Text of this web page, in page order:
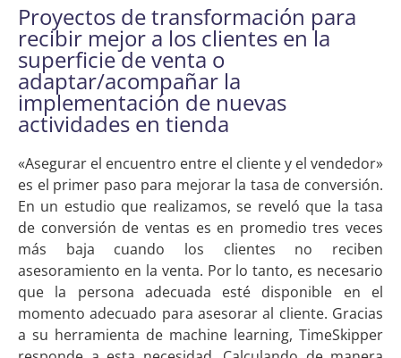
Proyectos de transformación para
recibir mejor a los clientes en la
superficie de venta o
adaptar/acompañar la
implementación de nuevas
actividades en tienda
«Asegurar el encuentro entre el cliente y el vendedor»
es el primer paso para mejorar la tasa de conversión.
En un estudio que realizamos, se reveló que la tasa
de conversión de ventas es en promedio tres veces
más baja cuando los clientes no reciben
asesoramiento en la venta. Por lo tanto, es necesario
que la persona adecuada esté disponible en el
momento adecuado para asesorar al cliente. Gracias
a su herramienta de machine learning, TimeSkipper